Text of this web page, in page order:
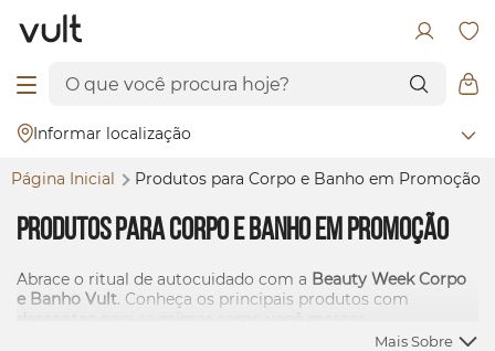
Informar localização
Página Inicial Produtos para Corpo e Banho em Promoção
Produtos para Corpo e Banho em Promoção
Abrace o ritual de autocuidado com a Beauty Week Corpo
e Banho Vult. Conheça os principais produtos com
descontos para se mimar como você merece.
Mais Sobre